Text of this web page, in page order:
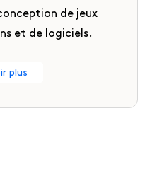
de jeux
et de logiciels.
plus